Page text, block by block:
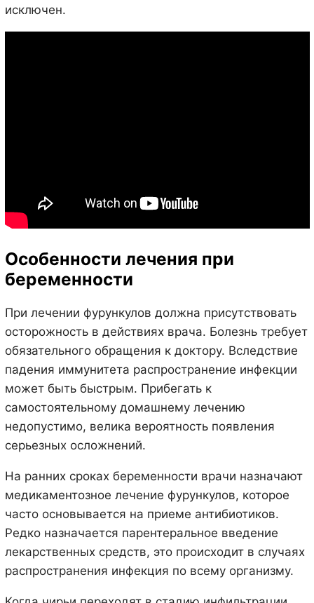
исключен.
Особенности лечения при
беременности
При лечении фурункулов должна присутствовать
осторожность в действиях врача. Болезнь требует
обязательного обращения к доктору. Вследствие
падения иммунитета распространение инфекции
может быть быстрым. Прибегать к
самостоятельному домашнему лечению
недопустимо, велика вероятность появления
серьезных осложнений.
На ранних сроках беременности врачи назначают
медикаментозное лечение фурункулов, которое
часто основывается на приеме антибиотиков.
Редко назначается парентеральное введение
лекарственных средств, это происходит в случаях
распространения инфекция по всему организму.